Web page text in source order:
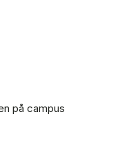
på campus